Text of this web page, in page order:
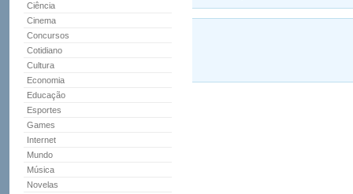
Ciência
Cinema
Concursos
Cotidiano
Cultura
Economia
Educação
Esportes
Games
Internet
Mundo
Música
Novelas